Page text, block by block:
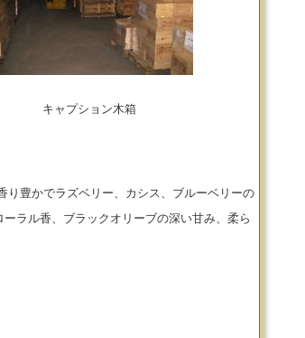
キャプション木箱
り豊かでラズベリー、カシス、ブルーベリーの
ラル香、ブラックオリーブの深い甘み、柔ら